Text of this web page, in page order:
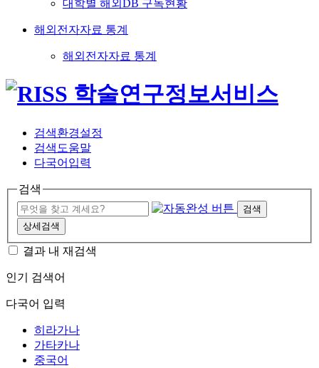
대학별 해외DB 구독현황
해외전자자료 통계
해외전자자료 통계
검색환경설정
검색도움말
다국어입력
검색
검색
상세검색
결과 내 재검색
인기 검색어
다국어 입력
히라가나
가타카나
중국어